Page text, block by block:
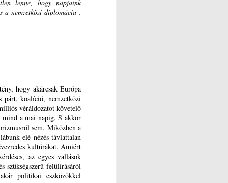
lenne, hogy napjaink
nemzetközi diplomácia-,
hogy akárcsak Európa
párt, koalíció, nemzetközi
véráldozatot követelő
mind a mai napig. S akkor
sem. Miközben a
elé nézés távlattalan
kultúrákat. Amiért
az egyes vallások
szükségszerű felülírásáról
politikai eszközökkel